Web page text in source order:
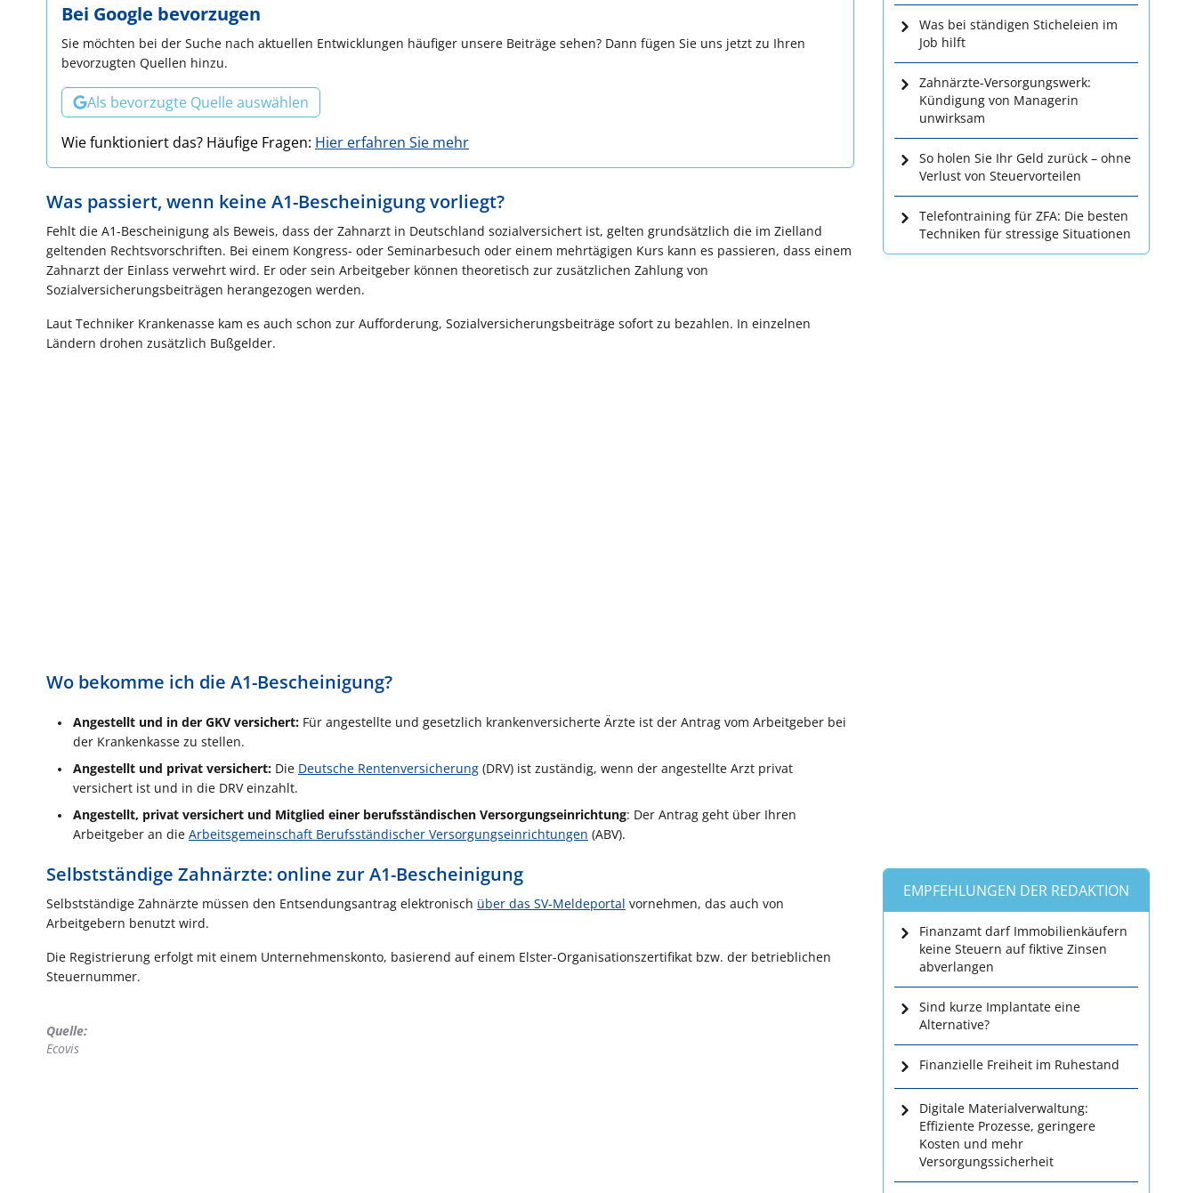
Bei Google bevorzugen
Sie möchten bei der Suche nach aktuellen Entwicklungen häufiger unsere Beiträge sehen? Dann fügen Sie uns jetzt zu Ihren
bevorzugten Quellen hinzu.
Als bevorzugte Quelle auswählen
Wie funktioniert das? Häufige Fragen: Hier erfahren Sie mehr
Was passiert, wenn keine A1-Bescheinigung vorliegt?
Fehlt die A1-Bescheinigung als Beweis, dass der Zahnarzt in Deutschland sozialversichert ist, gelten grundsätzlich die im Zielland
geltenden Rechtsvorschriften. Bei einem Kongress- oder Seminarbesuch oder einem mehrtägigen Kurs kann es passieren, dass einem
Zahnarzt der Einlass verwehrt wird. Er oder sein Arbeitgeber können theoretisch zur zusätzlichen Zahlung von
Sozialversicherungsbeiträgen herangezogen werden.
Laut Techniker Krankenasse kam es auch schon zur Aufforderung, Sozialversicherungsbeiträge sofort zu bezahlen. In einzelnen
Ländern drohen zusätzlich Bußgelder.
Wo bekomme ich die A1-Bescheinigung?
Angestellt und in der GKV versichert: Für angestellte und gesetzlich krankenversicherte Ärzte ist der Antrag vom Arbeitgeber bei
der Krankenkasse zu stellen.
Angestellt und privat versichert: Die Deutsche Rentenversicherung (DRV) ist zuständig, wenn der angestellte Arzt privat
versichert ist und in die DRV einzahlt.
Angestellt, privat versichert und Mitglied einer berufsständischen Versorgungseinrichtung: Der Antrag geht über Ihren
Arbeitgeber an die Arbeitsgemeinschaft Berufsständischer Versorgungseinrichtungen (ABV).
Selbstständige Zahnärzte: online zur A1-Bescheinigung
Selbstständige Zahnärzte müssen den Entsendungsantrag elektronisch über das SV-Meldeportal vornehmen, das auch von
Arbeitgebern benutzt wird.
Die Registrierung erfolgt mit einem Unternehmenskonto, basierend auf einem Elster-Organisationszertifikat bzw. der betrieblichen
Steuernummer.
Quelle:
Ecovis
Was bei ständigen Sticheleien im
Job hilft
Zahnärzte-Versorgungswerk:
Kündigung von Managerin
unwirksam
So holen Sie Ihr Geld zurück – ohne
Verlust von Steuervorteilen
Telefontraining für ZFA: Die besten
Techniken für stressige Situationen
EMPFEHLUNGEN DER REDAKTION
Finanzamt darf Immobilienkäufern
keine Steuern auf fiktive Zinsen
abverlangen
Sind kurze Implantate eine
Alternative?
Finanzielle Freiheit im Ruhestand
Digitale Materialverwaltung:
Effiziente Prozesse, geringere
Kosten und mehr
Versorgungssicherheit